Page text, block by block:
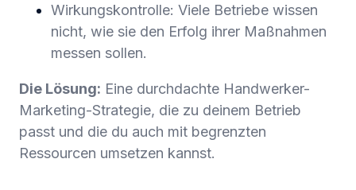
Wirkungskontrolle: Viele Betriebe wissen
nicht, wie sie den Erfolg ihrer Maßnahmen
messen sollen.
Die Lösung: Eine durchdachte Handwerker-
Marketing-Strategie, die zu deinem Betrieb
passt und die du auch mit begrenzten
Ressourcen umsetzen kannst.